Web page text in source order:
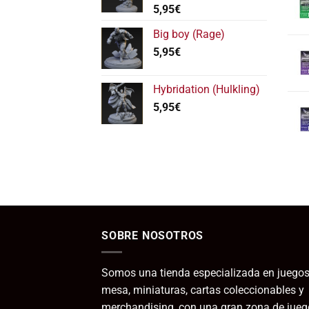
5,95€
Big boy (Rage)
5,95€
Hybridation (Hulkling)
5,95€
SOBRE NOSOTROS
Somos una tienda especializada en
mesa, miniaturas, cartas coleccionables y